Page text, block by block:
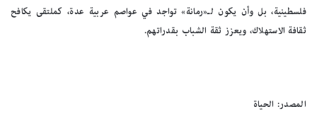
فلسطينية، بل وأن يكون لـ«رمانة» تواجد في عواصم عربية عدة، كملتقى يكافح
ثقافة الاستهلاك، ويعزز ثقة الشباب بقدراتهم.
المصدر: الحياة